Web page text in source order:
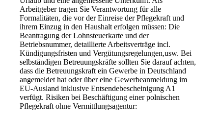
Arbeitgeber tragen Sie Verantwortung für alle
Formalitäten, die vor der Einreise der Pflegekraft und
ihrem Einzug in den Haushalt erfolgen müssen: Die
Beantragung der Lohnsteuerkarte und der
Betriebsnummer, detaillierte Arbeitsverträge incl.
Kündigungsfristen und Vergütungsregelungen,usw. Bei
selbständigen Betreuungskräfte sollten Sie darauf achten,
dass die Betreuungskraft ein Gewerbe in Deutschland
angemeldet hat oder über eine Gewerbeanmeldung im
EU-Ausland inklusive Entsendebescheinigung A1
verfügt. Risiken bei Beschäftigung einer polnischen
Pflegekraft ohne Vermittlungsagentur: